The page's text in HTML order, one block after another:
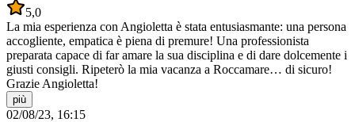
5,0
La mia esperienza con Angioletta è stata entusiasmante: una persona
accogliente, empatica è piena di premure! Una professionista
preparata capace di far amare la sua disciplina e di dare dolcemente i
giusti consigli. Ripeterò la mia vacanza a Roccamare… di sicuro!
Grazie Angioletta!
più
02/08/23, 16:15